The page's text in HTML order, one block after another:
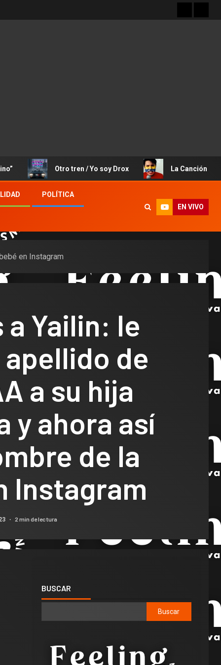
Otro tren / Yo soy Drox La Canción de José
POLÍTICA
EN VIVO
en Instagram
Yailin: le
de
a su hija
y ahora así
de la
Instagram
2 min de lectura
BUSCAR
Buscar